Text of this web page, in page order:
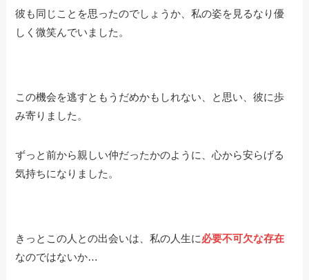
彼も同じことを思ったのでしょうか、私の姿を見るなり優
しく微笑んでいました。
この機会を逃すともうだめかもしれない、と思い、彼に歩
み寄りました。
ずっと前から親しい仲だったかのように、心から安らげる
気持ちになりました。
きっとこの人との出会いは、私の人生に必要不可欠な存在
なのではないか…